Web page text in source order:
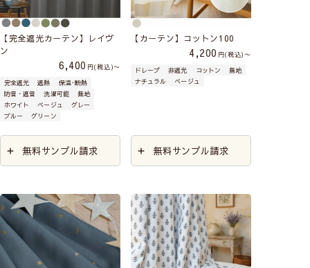
【完全遮光カーテン】レイヴ
ン
6,400 税込 〜
完全遮光
遮熱
保温･断熱
防音・遮音
洗濯可能
無地
ホワイト
ベージュ
グレー
ブルー
グリーン
無料サンプル請求
【カーテン】コットン100
4,200 税込 〜
ドレープ
非遮光 コットン
無地
ナチュラル
ベージュ
無料サンプル請求